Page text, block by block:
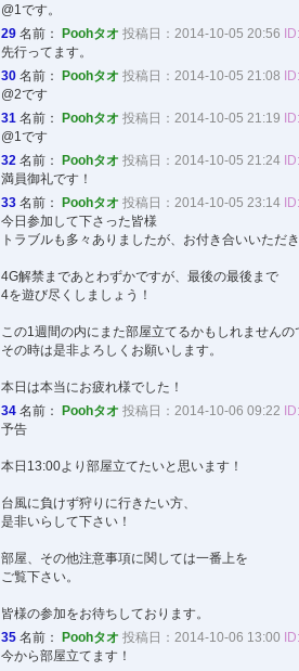
@1です。
29 名前： Poohタオ 投稿日：2014-10-05 20:56
先行ってます。
30 名前： Poohタオ 投稿日：2014-10-05 21:08
@2です
31 名前： Poohタオ 投稿日：2014-10-05 21:19
@1です
32 名前： Poohタオ 投稿日：2014-10-05 21:24
満員御礼です！
33 名前： Poohタオ 投稿日：2014-10-05 23:14
今日参加して下さった皆様
トラブルも多々ありましたが、お付き合いいただ
4G解禁まであとわずかですが、最後の最後まで
4を遊び尽くしましょう！
この1週間の内にまた部屋立てるかもしれませんの
その時は是非よろしくお願いします。
本日は本当にお疲れ様でした！
34 名前： Poohタオ 投稿日：2014-10-06 09:22
予告
本日13:00より部屋立てたいと思います！
台風に負けず狩りに行きたい方、
是非いらして下さい！
部屋、その他注意事項に関しては一番上を
ご覧下さい。
皆様の参加をお待ちしております。
35 名前： Poohタオ 投稿日：2014-10-06 13:00
今から部屋立てます！